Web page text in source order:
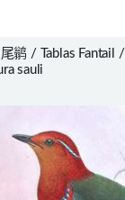
鹟 / Tablas Fantail /
sauli